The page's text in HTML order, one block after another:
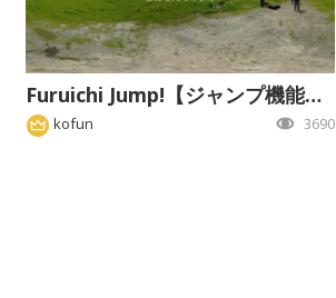
Furuichi Jump!【ジャンプ機能対応版】
kofun 3690